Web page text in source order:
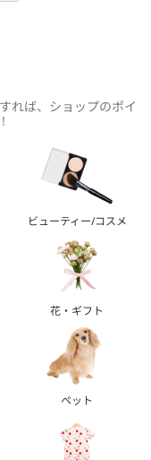
れば、ショップのポイ
ビューティー/コスメ
花・ギフト
ペット